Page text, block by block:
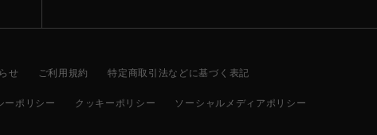
せ ご利用規約 特定商取引法などに基づく表記
ーポリシー クッキーポリシー ソーシャルメディアポリシー